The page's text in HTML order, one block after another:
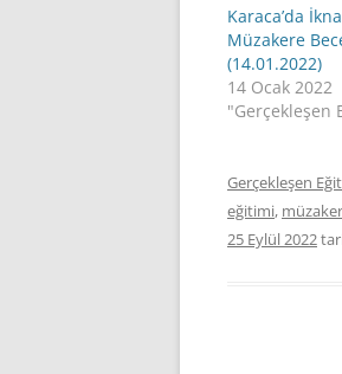
Karaca’da
Müzakere
(14.01.2022)
14 Ocak 2022
"Gerçekleşen
Gerçekleşen
eğitimi,
25 Eylül 2022